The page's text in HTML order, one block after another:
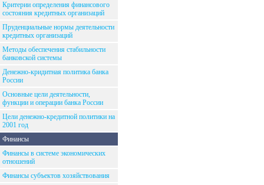
Критерии определения финансового
состояния кредитных организаций
Пруденциальные нормы деятельности
кредитных организаций
Методы обеспечения стабильности
банковской системы
Денежно-кридитная политика банка
России
Основные цели деятельности,
функции и операции банка России
Цели денежно-кредитной политики на
2001 год
Финансы
Финансы в системе экономических
отношений
Финансы субъектов хозяйствования